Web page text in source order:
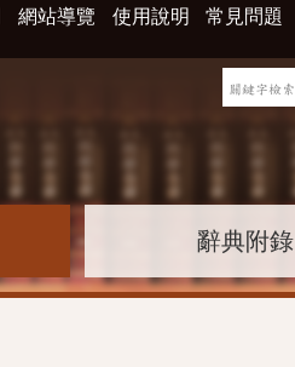
網站導覽 使用說明 常見問題
辭典附錄